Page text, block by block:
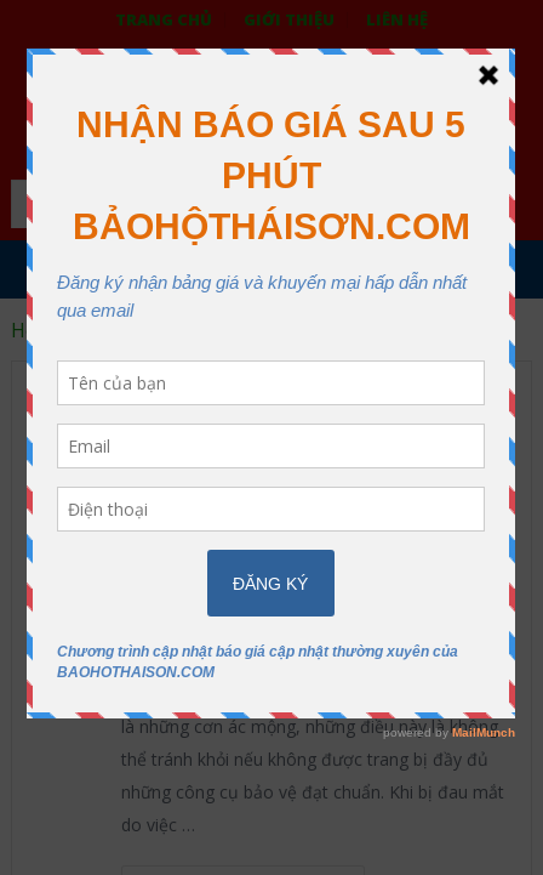
TRANG CHỦ GIỚI THIỆU LIÊN HỆ
BẢO HỘ LAO ĐỘNG THÁI SƠN
XƯỞNG MAY THÁI SƠN QUẬN 12
Search
MENU
Home
Thiết bị bảo vệ mắt và mặt
Archive
Mặt nạ hàn chất lượng cho thợ hàn tại
Mặt nạ hàn bảo vệ đôi mắt và toàn bộ khuôn
là những cơn ác mộng, những điều này là không
thể tránh khỏi nếu không được trang bị đầy đủ
những công cụ bảo vệ đạt chuẩn. Khi bị đau mắt
do việc …